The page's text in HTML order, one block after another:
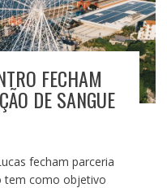
FECHAM
DE SANGUE
fecham parceria
tem como objetivo